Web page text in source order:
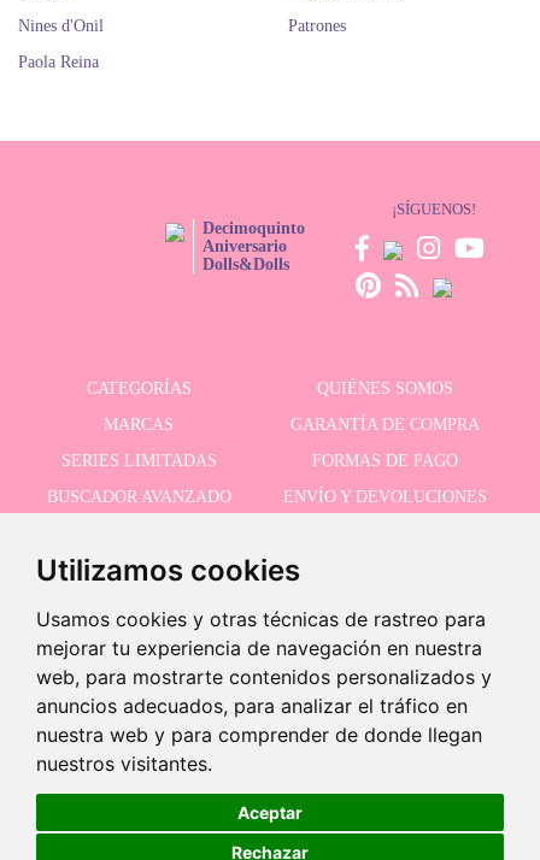
Utilizamos cookies
Usamos cookies y otras técnicas de rastreo para
mejorar tu experiencia de navegación en nuestra
web, para mostrarte contenidos personalizados y
anuncios adecuados, para analizar el tráfico en
nuestra web y para comprender de donde llegan
nuestros visitantes.
Aceptar
Rechazar
12,95 € +
-
Nines d'Onil
Paola Reina
Patrones
Decimoquinto
Aniversario
Dolls&Dolls
¡SÍGUENOS!
CATEGORÍAS
QUIÉNES SOMOS
MARCAS
GARANTÍA DE COMPRA
SERIES LIMITADAS
FORMAS DE PAGO
BUSCADOR AVANZADO
ENVÍO Y DEVOLUCIONES
RECIBE NUESTRAS ÚLTIMAS NOVEDADES
Acepto la política de privacidad